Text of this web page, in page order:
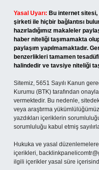
Yasal Uyarı: Bu internet
şirketi ile hiçbir bağlantısı
hazırladığımız makaleler
haber niteliği taşımamakta
paylaşım yapılmamaktadır.
benzerlikleri tamamen
halindedir ve tavsiye niteliği
Sitemiz, 5651 Sayılı Kanun
Kurumu (BTK) tarafından
vermektedir. Bu nedenle,
veya araştırma
yazdıkları içeriklerin
sorumluluğu kabul etmiş
Hukuka ve yasal
içerikleri,
ilgili içerikler yasal süre